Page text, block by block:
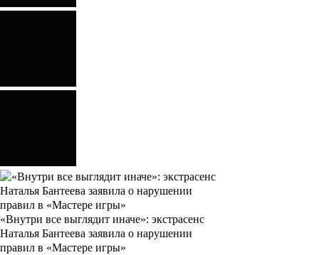
«Внутри все выглядит иначе»: экстрасенс
Наталья Бантеева заявила о нарушении
правил в «Мастере игры»